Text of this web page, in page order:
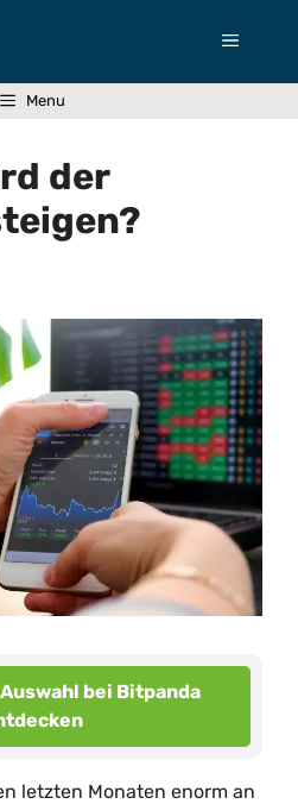
Menü
Menu
der
bei Bitpanda
letzten Monaten enorm an